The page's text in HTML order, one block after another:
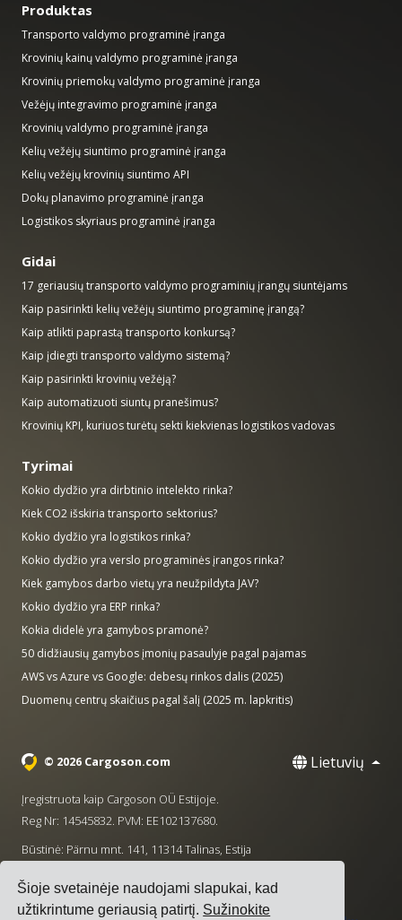
Šioje svetainėje naudojami slapukai, kad
užtikrintume geriausią patirtį. Sužinokite
Produktas
Transporto valdymo programinė įranga
Krovinių kainų valdymo programinė įranga
Krovinių priemokų valdymo programinė įranga
Vežėjų integravimo programinė įranga
Krovinių valdymo programinė įranga
Kelių vežėjų siuntimo programinė įranga
Kelių vežėjų krovinių siuntimo API
Dokų planavimo programinė įranga
Logistikos skyriaus programinė įranga
Gidai
17 geriausių transporto valdymo programinių įrangų siuntėjams
Kaip pasirinkti kelių vežėjų siuntimo programinę įrangą?
Kaip atlikti paprastą transporto konkursą?
Kaip įdiegti transporto valdymo sistemą?
Kaip pasirinkti krovinių vežėją?
Kaip automatizuoti siuntų pranešimus?
Krovinių KPI, kuriuos turėtų sekti kiekvienas logistikos vadovas
Tyrimai
Kokio dydžio yra dirbtinio intelekto rinka?
Kiek CO2 išskiria transporto sektorius?
Kokio dydžio yra logistikos rinka?
Kokio dydžio yra verslo programinės įrangos rinka?
Kiek gamybos darbo vietų yra neužpildyta JAV?
Kokio dydžio yra ERP rinka?
Kokia didelė yra gamybos pramonė?
50 didžiausių gamybos įmonių pasaulyje pagal pajamas
AWS vs Azure vs Google: debesų rinkos dalis (2025)
Duomenų centrų skaičius pagal šalį (2025 m. lapkritis)
© 2026 Cargoson.com Lietuvių
Įregistruota kaip Cargoson OÜ Estijoje.
Reg Nr: 14545832. PVM: EE102137680.
Būstinė: Pärnu mnt. 141, 11314 Talinas, Estija
+372 5555 0028 ·